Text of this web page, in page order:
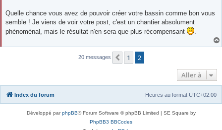
Quelle chance vous avez de pouvoir créer votre bassin comme bon vous
semble ! Je viens de voir votre post, c'est un chantier absolument
phénoménal, mais le résultat n'en sera que plus récompensant
20 messages Précédente
1
2
Aller à
Index du forum Heures au format UTC+02:00
Développé parphpBB® Forum Software © phpBB Limited | SE Square by
PhpBB3 BBCodes